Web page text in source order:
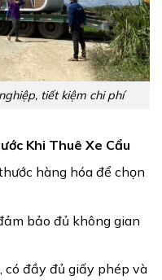
tiết kiệm chi phí
Khi Thuê Xe Cẩu
hàng hóa để chọn
bảo đủ không gian
có đầy đủ giấy phép và